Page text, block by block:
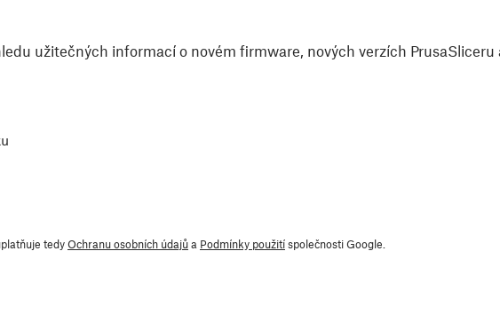
užitečných informací o novém firmware, nových verzích
tedyOchranu osobních údajůa Podmínky použitíspolečnosti Google.